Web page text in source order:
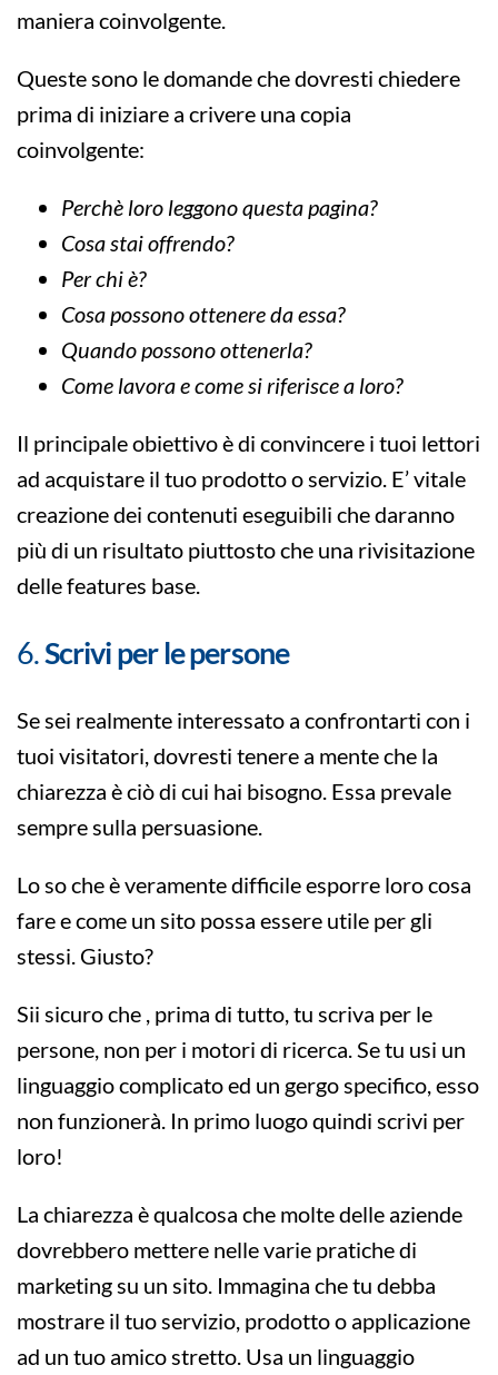
maniera coinvolgente.
Queste sono le domande che dovresti chiedere
prima di iniziare a crivere una copia
coinvolgente:
Perchè loro leggono questa pagina?
Cosa stai offrendo?
Per chi è?
Cosa possono ottenere da essa?
Quando possono ottenerla?
Come lavora e come si riferisce a loro?
Il principale obiettivo è di convincere i tuoi lettori
ad acquistare il tuo prodotto o servizio. E’ vitale
creazione dei contenuti eseguibili che daranno
più di un risultato piuttosto che una rivisitazione
delle features base.
6.Scrivi per le persone
Se sei realmente interessato a confrontarti con i
tuoi visitatori, dovresti tenere a mente che la
chiarezza è ciò di cui hai bisogno. Essa prevale
sempre sulla persuasione.
Lo so che è veramente difficile esporre loro cosa
fare e come un sito possa essere utile per gli
stessi. Giusto?
Sii sicuro che , prima di tutto, tu scriva per le
persone, non per i motori di ricerca. Se tu usi un
linguaggio complicato ed un gergo specifico, esso
non funzionerà. In primo luogo quindi scrivi per
loro!
La chiarezza è qualcosa che molte delle aziende
dovrebbero mettere nelle varie pratiche di
marketing su un sito. Immagina che tu debba
mostrare il tuo servizio, prodotto o applicazione
ad un tuo amico stretto. Usa un linguaggio